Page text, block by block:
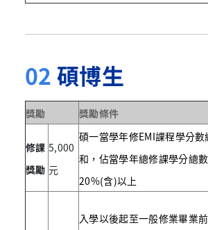
02碩博生
獎勵 獎勵條件
修課
獎勵
5,000
元
碩一當學年修EMI課程學分數
和，佔當學年總修課學分總數
20%(含)以上
入學以後起至一般修業畢業